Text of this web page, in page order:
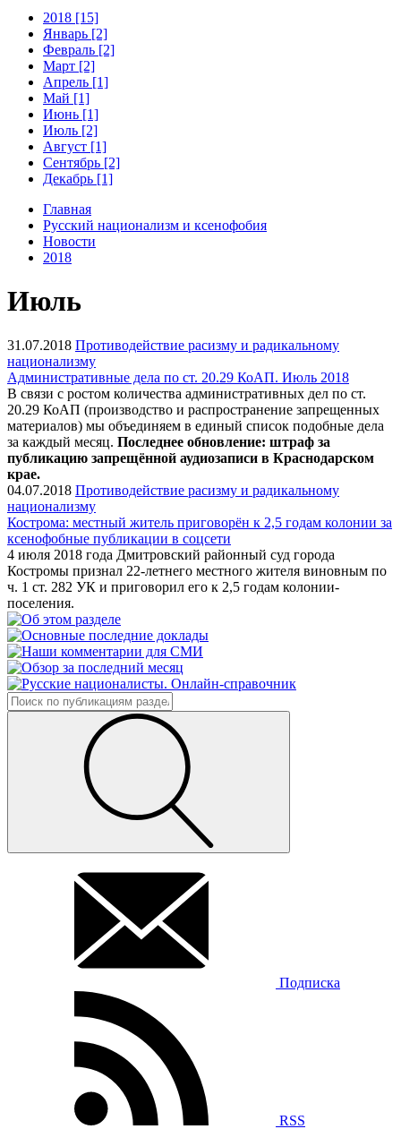
2018 [15]
Январь [2]
Февраль [2]
Март [2]
Апрель [1]
Май [1]
Июнь [1]
Июль [2]
Август [1]
Сентябрь [2]
Декабрь [1]
Главная
Русский национализм и ксенофобия
Новости
2018
Июль
31.07.2018 Противодействие расизму и радикальному
национализму
Административные дела по ст. 20.29 КоАП. Июль 2018
В связи с ростом количества административных дел по ст.
20.29 КоАП (производство и распространение запрещенных
материалов) мы объединяем в единый список подобные дела
за каждый месяц. Последнее обновление: штраф за
публикацию запрещённой аудиозаписи в Краснодарском
крае.
04.07.2018 Противодействие расизму и радикальному
национализму
Кострома: местный житель приговорён к 2,5 годам колонии за
ксенофобные публикации в соцсети
4 июля 2018 года Дмитровский районный суд города
Костромы признал 22-летнего местного жителя виновным по
ч. 1 ст. 282 УК и приговорил его к 2,5 годам колонии-
поселения.
Подписка
RSS